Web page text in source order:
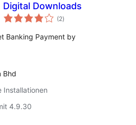
Digital Downloads
(2Bewertungen
insgesamt
)
Banking Payment by
Bhd
Installationen
4.9.30